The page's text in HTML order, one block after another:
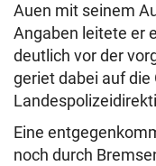
Auen mit seinem
Angaben leitete er
deutlich vor der
geriet dabei auf die
Eine
noch durch